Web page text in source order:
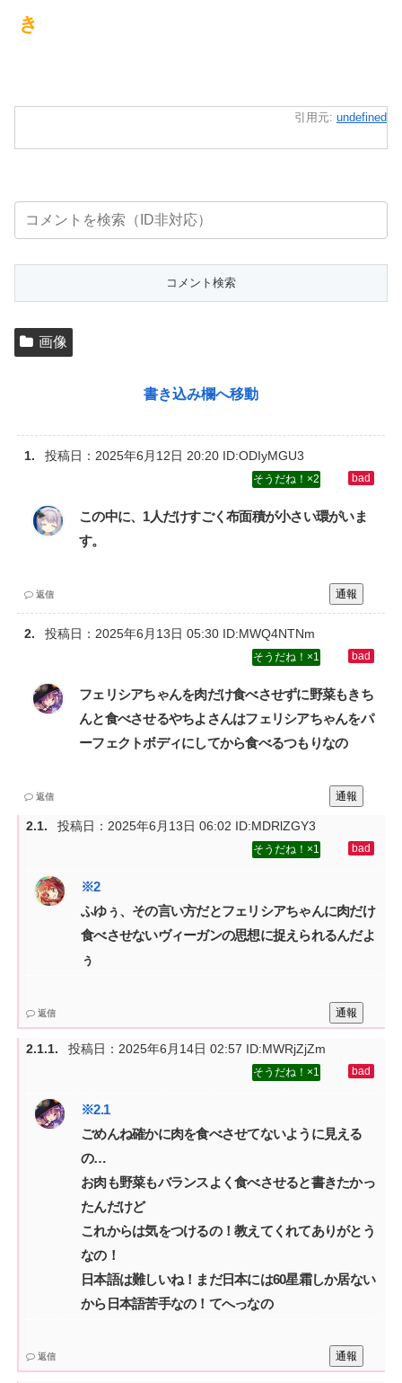
き
引用元: undefined
画像
書き込み欄へ移動
投稿日： 2025年6月12日 20:20 ID:ODIyMGU3
2
この中に、1人だけすごく布面積が小さい環がいま
す。
通報
返信
投稿日： 2025年6月13日 05:30 ID:MWQ4NTNm
1
フェリシアちゃんを肉だけ食べさせずに野菜もきち
んと食べさせるやちよさんはフェリシアちゃんをパ
ーフェクトボディにしてから食べるつもりなの
通報
返信
投稿日： 2025年6月13日 06:02 ID:MDRlZGY3
1
ふゆぅ、その言い方だとフェリシアちゃんに肉だけ
食べさせないヴィーガンの思想に捉えられるんだよ
ぅ
通報
返信
投稿日： 2025年6月14日 02:57 ID:MWRjZjZm
1
ごめんね確かに肉を食べさせてないように見える
の…‌
お肉も野菜もバランスよく食べさせると書きたかっ
たんだけど‌
これからは気をつけるの！教えてくれてありがとう
なの！‌
日本語は難しいね！まだ日本には60星霜しか居ない
から日本語苦手なの！てへっなの
通報
返信